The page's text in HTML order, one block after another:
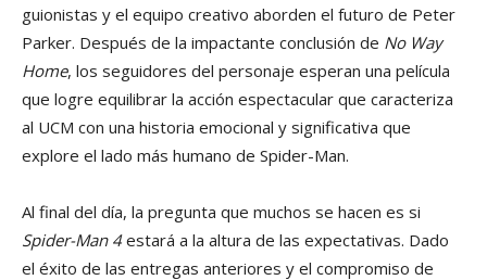
guionistas y el equipo creativo aborden el futuro de Peter
Parker. Después de la impactante conclusión de No Way
Home, los seguidores del personaje esperan una película
que logre equilibrar la acción espectacular que caracteriza
al UCM con una historia emocional y significativa que
explore el lado más humano de Spider-Man.
Al final del día, la pregunta que muchos se hacen es si
Spider-Man 4estará a la altura de las expectativas. Dado
el éxito de las entregas anteriores y el compromiso de